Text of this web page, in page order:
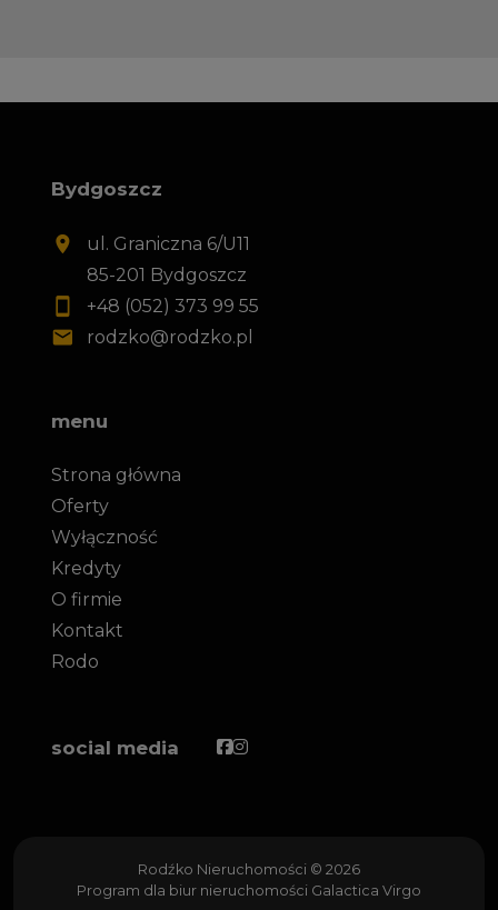
Bydgoszcz
ul. Graniczna 6/U11
85-201 Bydgoszcz
+48 (052) 373 99 55
rodzko@rodzko.pl
menu
Strona główna
Oferty
Wyłączność
Kredyty
O firmie
Kontakt
Rodo
social media Facebook
Facebook
Rodźko Nieruchomości © 2026
Program dla biur nieruchomości Galactica Virgo